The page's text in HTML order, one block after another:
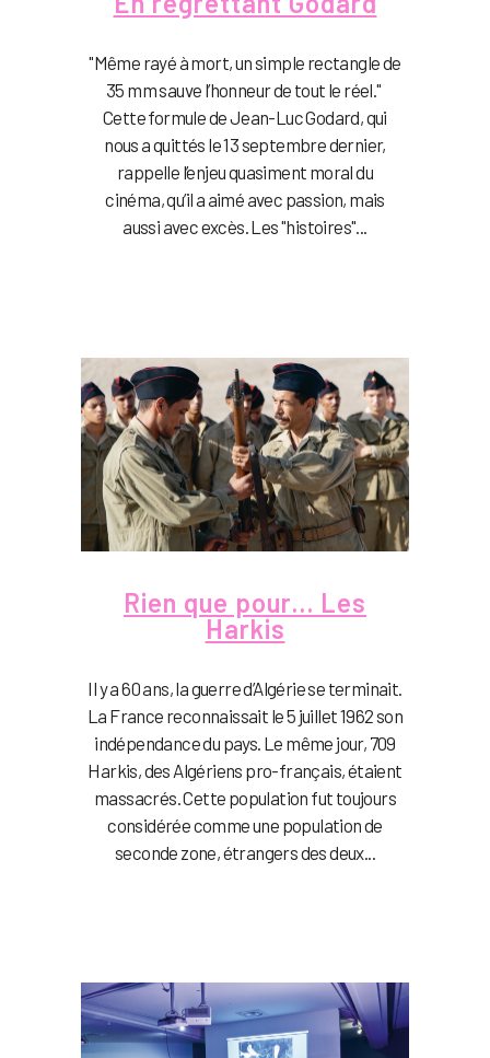
"Même rayé à mort, un simple rectangle de
35 mm sauve l’honneur de tout le réel."
Cette formule de Jean-Luc Godard, qui
nous a quittés le 13 septembre dernier,
rappelle l’enjeu quasiment moral du
cinéma, qu’il a aimé avec passion, mais
aussi avec excès. Les "histoires"...
Rien que pour… Les
Harkis
Il y a 60 ans, la guerre d’Algérie se terminait.
La France reconnaissait le 5 juillet 1962 son
indépendance du pays. Le même jour, 709
Harkis, des Algériens pro-français, étaient
massacrés. Cette population fut toujours
considérée comme une population de
seconde zone, étrangers des deux...